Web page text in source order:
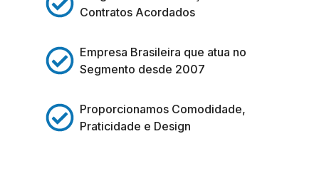
Contratos Acordados
Empresa Brasileira que atua no
Segmento desde 2007
Proporcionamos Comodidade,
Praticidade e Design